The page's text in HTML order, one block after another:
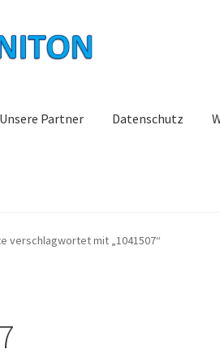
Unsere Partner Datenschutz
verschlagwortet mit „1041507“